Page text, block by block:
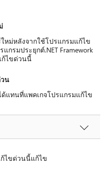
หม่หลังจากใช้โปรแกรมแก้ไข
รมประยุกต์.NET Framework
ไขด่วนนี้
น
แทนที่แพคเกจโปรแกรมแก้ไข
ไขด่วนนี้แก้ไข